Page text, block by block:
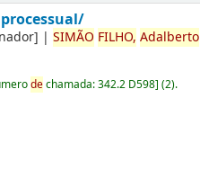
nador] |SIMÃO FILHO, Adalberto
dechamada:342.2 D598](2).